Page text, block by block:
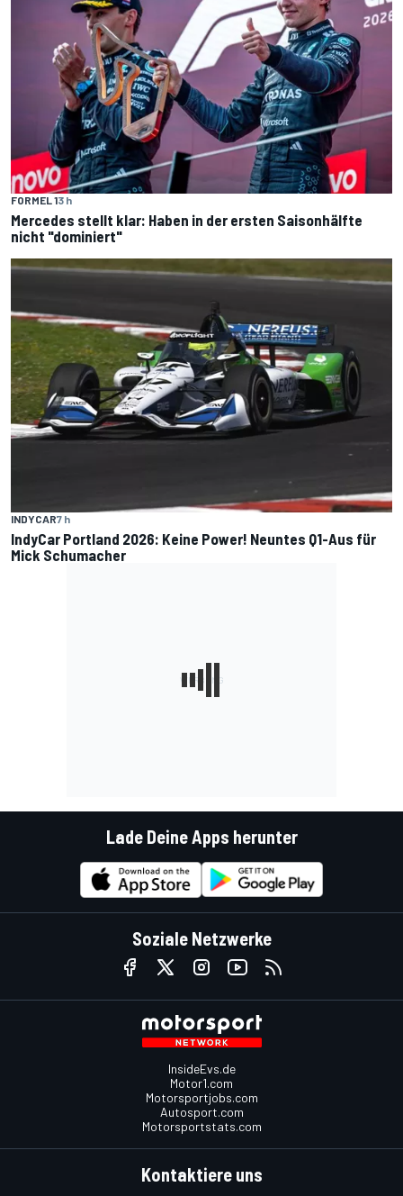
FORMEL 13 h
Mercedes stellt klar: Haben in der ersten Saisonhälfte
nicht "dominiert"
INDYCAR7 h
IndyCar Portland 2026: Keine Power! Neuntes Q1-Aus für
Mick Schumacher
Lade Deine Apps herunter
Soziale Netzwerke
InsideEvs.de
Motor1.com
Motorsportjobs.com
Autosport.com
Motorsportstats.com
Kontaktiere uns